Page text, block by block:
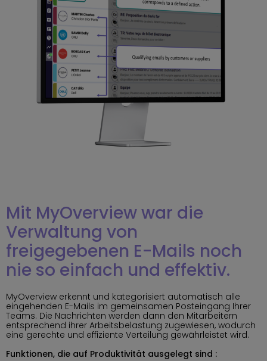
Mit MyOverview war die
Verwaltung von
freigegebenen E-Mails noch
nie so einfach und effektiv.
MyOverview erkennt und kategorisiert automatisch alle
eingehenden E-Mails im gemeinsamen Posteingang Ihrer
Teams. Die Nachrichten werden dann den Mitarbeitern
entsprechend ihrer Arbeitsbelastung zugewiesen, wodurch
eine gerechte und effiziente Verteilung gewährleistet wird.
Funktionen, die auf Produktivität ausgelegt sind :